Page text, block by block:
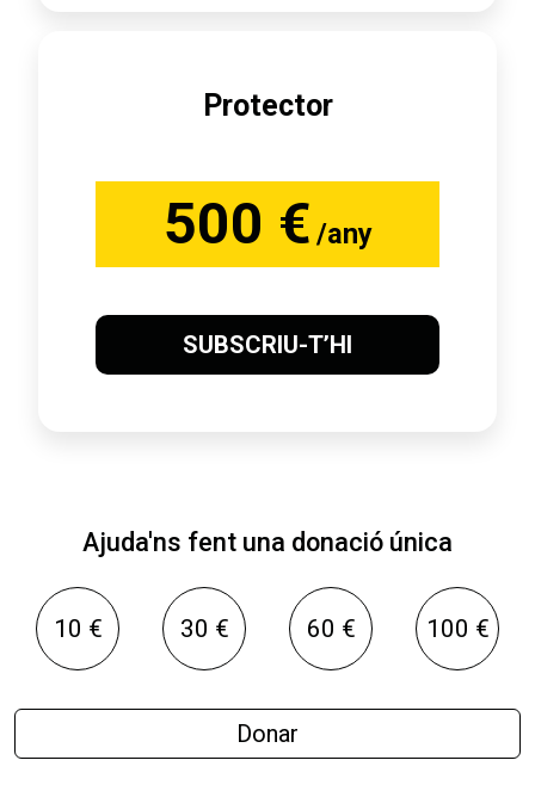
Protector
500 € /any
SUBSCRIU-T’HI
Ajuda'ns fent una donació única
10 € 30 € 60 € 100 €
Donar